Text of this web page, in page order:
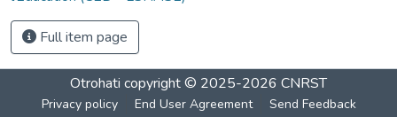
Full item page
Otrohati copyright © 2025-2026 CNRST
Privacy policy End User Agreement Send Feedback